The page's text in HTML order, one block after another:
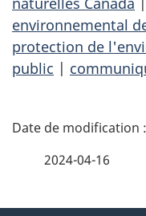
environnemental
protection de
public |
D
2024-04-16